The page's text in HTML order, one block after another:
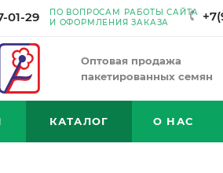
01-29
ПО ВОПРОСАМ РАБОТЫ САЙТА
И ОФОРМЛЕНИЯ ЗАКАЗА
Оптовая продажа
пакетированных семян
КАТАЛОГ О НАС